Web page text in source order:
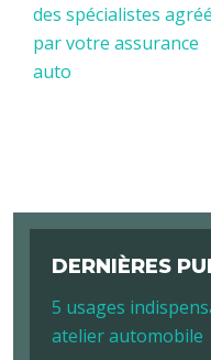
des spécialistes
par votre assurance
auto
DERNIÈRES
5 usages
atelier automobile